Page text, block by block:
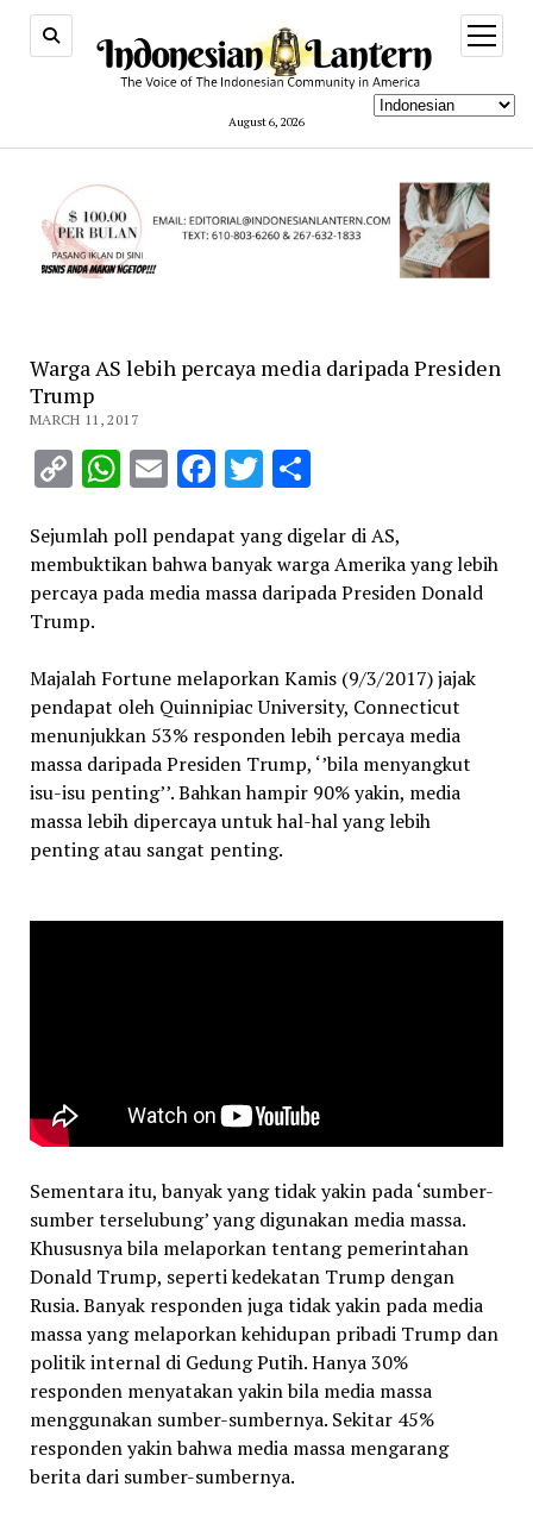
August 6, 2026
open
menu
Warga AS lebih percaya media daripada Presiden
Trump
MARCH 11, 2017
CopyWhatsApp
EmailFacebook
Twitter
Share
Sejumlah poll pendapat yang digelar di AS,
membuktikan bahwa banyak warga Amerika yang lebih
percaya pada media massa daripada Presiden Donald
Trump.
Majalah Fortune melaporkan Kamis (9/3/2017) jajak
pendapat oleh Quinnipiac University, Connecticut
menunjukkan 53% responden lebih percaya media
massa daripada Presiden Trump, ‘’bila menyangkut
isu-isu penting’’. Bahkan hampir 90% yakin, media
massa lebih dipercaya untuk hal-hal yang lebih
penting atau sangat penting.
Sementara itu, banyak yang tidak yakin pada ‘sumber-
sumber terselubung’ yang digunakan media massa.
Khususnya bila melaporkan tentang pemerintahan
Donald Trump, seperti kedekatan Trump dengan
Rusia. Banyak responden juga tidak yakin pada media
massa yang melaporkan kehidupan pribadi Trump dan
politik internal di Gedung Putih. Hanya 30%
responden menyatakan yakin bila media massa
menggunakan sumber-sumbernya. Sekitar 45%
responden yakin bahwa media massa mengarang
berita dari sumber-sumbernya.